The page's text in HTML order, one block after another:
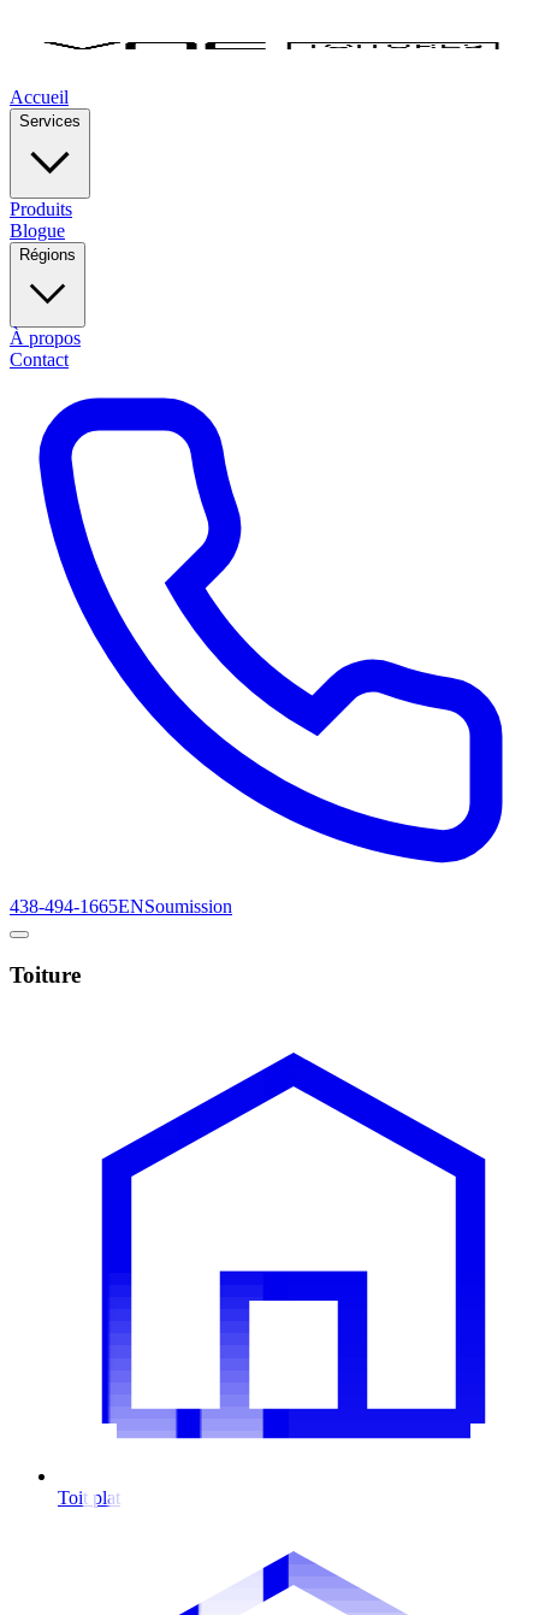
Accueil
Services
Produits
Blogue
Régions
À propos
Contact
438-494-1665ENSoumission
Toiture
Toit plat